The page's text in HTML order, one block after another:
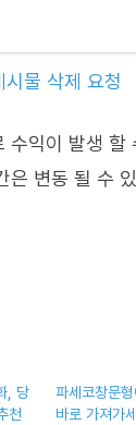
시물 삭제 요청
수익이 발생 할
은 변동 될 수
, 당
천
파세코창문
바로 가져가